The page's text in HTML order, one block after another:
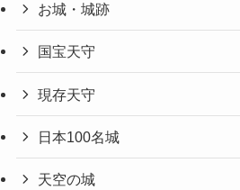
お城・城跡
国宝天守
現存天守
日本100名城
天空の城